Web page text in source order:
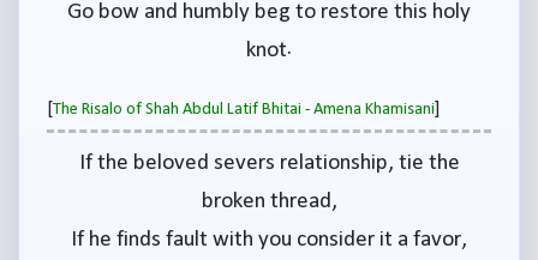
Go bow and humbly beg to restore this holy
knot.
[The Risalo of Shah Abdul Latif Bhitai - Amena Khamisani
If the beloved severs relationship, tie the
broken thread,
If he finds fault with you consider it a favor,